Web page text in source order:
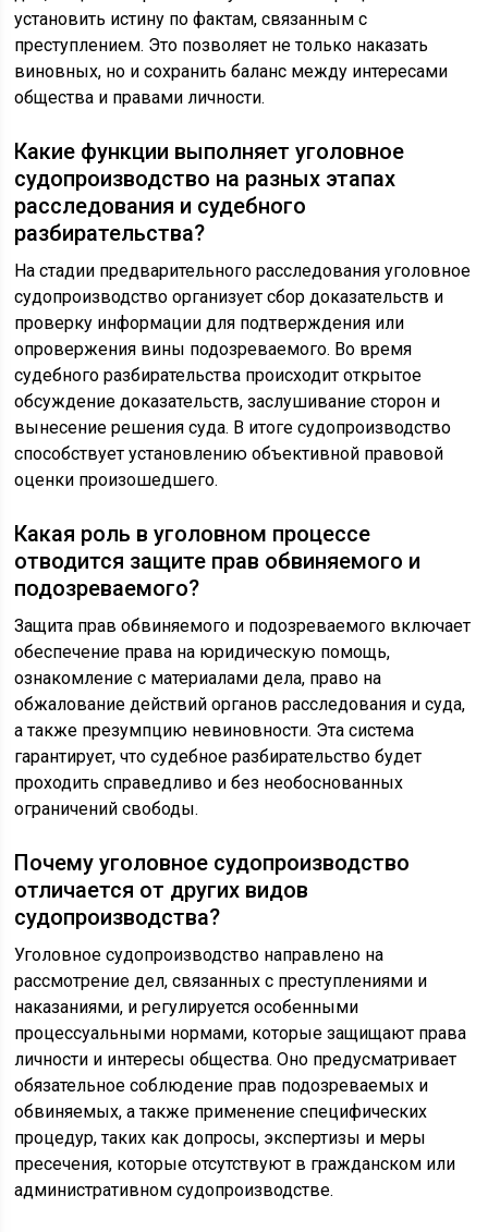
установить истину по фактам, связанным с
преступлением. Это позволяет не только наказать
виновных, но и сохранить баланс между интересами
общества и правами личности.
Какие функции выполняет уголовное
судопроизводство на разных этапах
расследования и судебного
разбирательства?
На стадии предварительного расследования уголовное
судопроизводство организует сбор доказательств и
проверку информации для подтверждения или
опровержения вины подозреваемого. Во время
судебного разбирательства происходит открытое
обсуждение доказательств, заслушивание сторон и
вынесение решения суда. В итоге судопроизводство
способствует установлению объективной правовой
оценки произошедшего.
Какая роль в уголовном процессе
отводится защите прав обвиняемого и
подозреваемого?
Защита прав обвиняемого и подозреваемого включает
обеспечение права на юридическую помощь,
ознакомление с материалами дела, право на
обжалование действий органов расследования и суда,
а также презумпцию невиновности. Эта система
гарантирует, что судебное разбирательство будет
проходить справедливо и без необоснованных
ограничений свободы.
Почему уголовное судопроизводство
отличается от других видов
судопроизводства?
Уголовное судопроизводство направлено на
рассмотрение дел, связанных с преступлениями и
наказаниями, и регулируется особенными
процессуальными нормами, которые защищают права
личности и интересы общества. Оно предусматривает
обязательное соблюдение прав подозреваемых и
обвиняемых, а также применение специфических
процедур, таких как допросы, экспертизы и меры
пресечения, которые отсутствуют в гражданском или
административном судопроизводстве.